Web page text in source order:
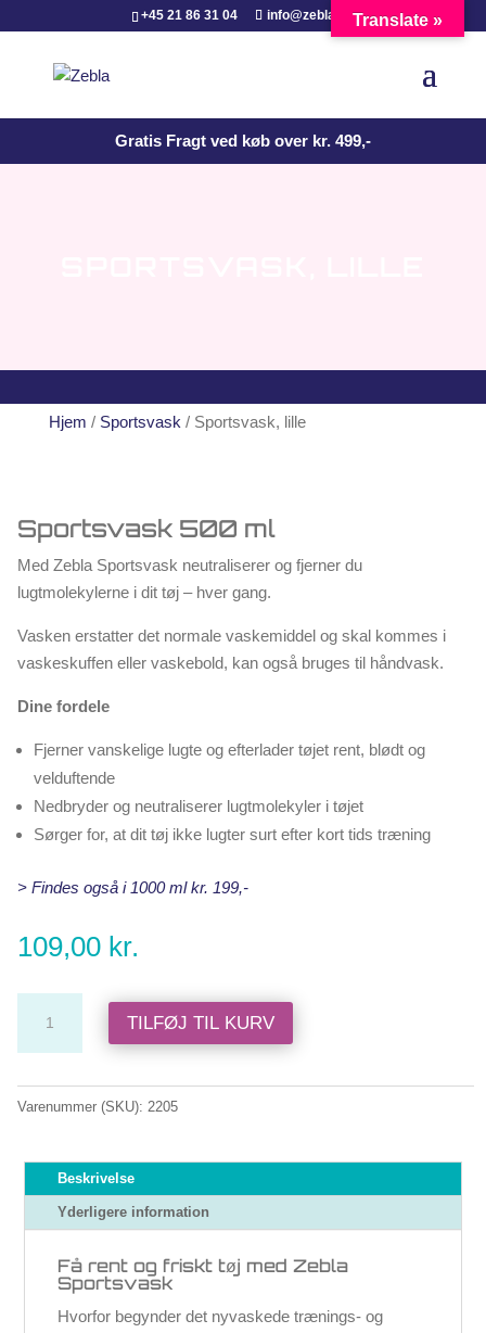
+45 21 86 31 04 info@zebla.dk
Gratis Fragt ved køb over kr. 499,-
Hjem / Sportsvask / Sportsvask, lille
Sportsvask 500 ml
Med Zebla Sportsvask neutraliserer og fjerner du
lugtmolekylerne i dit tøj – hver gang.
Vasken erstatter det normale vaskemiddel og skal kommes i
vaskeskuffen eller vaskebold, kan også bruges til håndvask.
Dine fordele
Fjerner vanskelige lugte og efterlader tøjet rent, blødt og
velduftende
Nedbryder og neutraliserer lugtmolekyler i tøjet
Sørger for, at dit tøj ikke lugter surt efter kort tids træning
> Findes også i 1000 ml kr. 199,-
109,00 kr.
TILFØJ TIL KURV
Varenummer (SKU): 2205
Beskrivelse
Yderligere information
Få rent og friskt tøj med Zebla
Sportsvask
Hvorfor begynder det nyvaskede trænings- og
Translate »